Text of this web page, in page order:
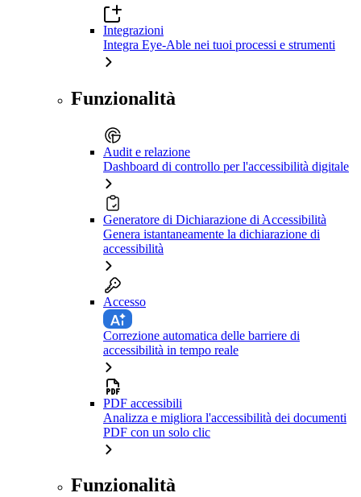
Integrazioni
Integra Eye-Able nei tuoi processi e strumenti
Funzionalità
Audit e relazione
Dashboard di controllo per l'accessibilità digitale
Generatore di Dichiarazione di Accessibilità
Genera istantaneamente la dichiarazione di
accessibilità
Accesso
Correzione automatica delle barriere di
accessibilità in tempo reale
PDF accessibili
Analizza e migliora l'accessibilità dei documenti
PDF con un solo clic
Funzionalità